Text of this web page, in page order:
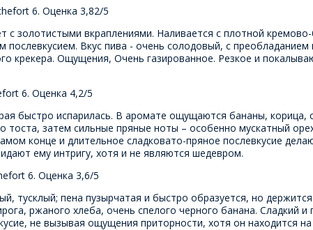
6. Оценка 3,82/5
с золотистыми вкраплениями. Наливается с плотной
послевкусием. Вкус пива - очень солодовый, с
крекера. Ощущения, Очень газированное. Резкое и
6. Оценка 4,2/5
быстро испарилась. В аромате ощущаются бананы,
затем сильные пряные ноты – особенно мускатный
конце и длительное сладковато-пряное послевкусие
ему интригу, хотя и не являются шедевром.
6. Оценка 3,6/5
тусклый; пена пузырчатая и быстро образуется, но
ржаного хлеба, очень спелого черного банана.
не вызывая ощущения приторности, хотя он находится